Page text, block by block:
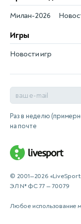
Милан-2026
Игры
Новости игр
Раз в неделю
на почте
© 2001—2026
ЭЛ № ФС 77 — 70079
Любое использование